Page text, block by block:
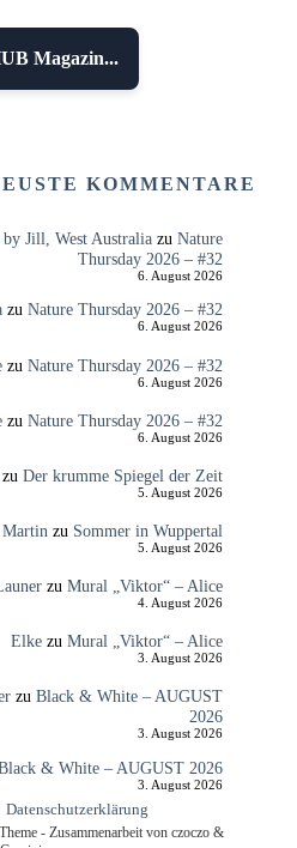
Magazin...
KOMMENTARE
Jill, West Australiazu Nature
Thursday 2026 – #32
6. August 2026
zu Nature Thursday 2026 – #32
6. August 2026
zu Nature Thursday 2026 – #32
6. August 2026
zu Nature Thursday 2026 – #32
6. August 2026
Der krumme Spiegel der Zeit
5. August 2026
Martin zu Sommer in Wuppertal
5. August 2026
zu Mural „Viktor“ – Alice
4. August 2026
Elkezu Mural „Viktor“ – Alice
3. August 2026
zu Black & White – AUGUST
2026
3. August 2026
& White – AUGUST 2026
3. August 2026
Datenschutzerklärung
- Zusammenarbeit von czoczo &